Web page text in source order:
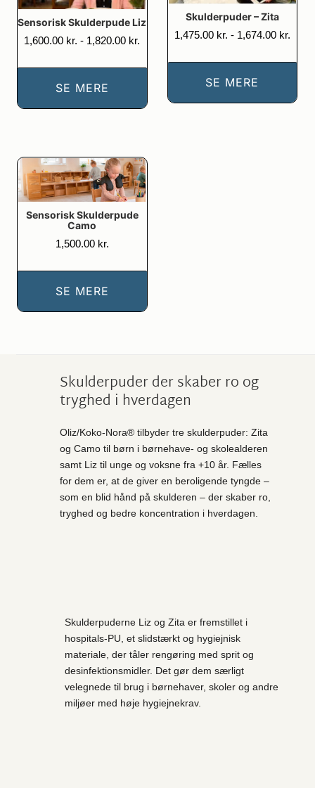
Sensorisk Skulderpude Liz
1,600.00 kr. - 1,820.00 kr. Prisinterval:
SE MERE
Skulderpuder – Zita
1,475.00 kr. - 1,674.00 kr.
SE MERE
Sensorisk Skulderpude
Camo
1,500.00 kr.
SE MERE
Skulderpuder der skaber ro og
tryghed i hverdagen
Oliz/Koko-Nora® tilbyder tre skulderpuder:Zita
og Camo til børn i børnehave- og skolealderen
samt Liz til unge og voksne fra +10 år. Fælles
for dem er, at de giver en beroligende tyngde –
som en blid hånd på skulderen – der skaber ro,
tryghed og bedre koncentration i hverdagen.
Skulderpuderne Liz og Zita er fremstillet i
hospitals-PU, et slidstærkt og hygiejnisk
materiale, der tåler rengøring med sprit og
desinfektionsmidler. Det gør dem særligt
velegnede til brug i børnehaver, skoler og andre
miljøer med høje hygiejnekrav.